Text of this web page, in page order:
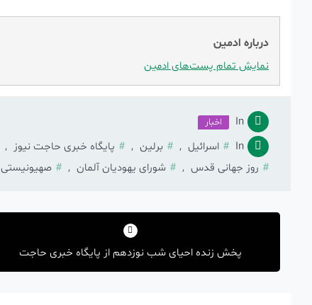
درباره ادمین
نمایش تمام پست‌های ادمین
In اخبار
In اسرائیل , برلین , پایگاه خبری حاجت نیوز ,
روز جهانی قدس , شورای یهودیان آلمان , صهیونیستی
راهبری
پخش زنده احیای شب نوزدهم از پایگاه خبری حاجت